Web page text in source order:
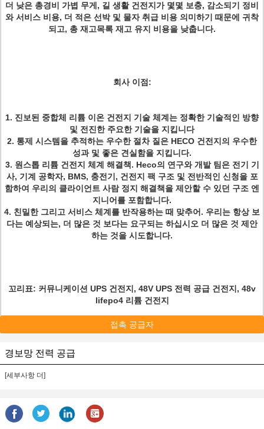
더 낮은 총경비 가볍 무게, 길 생활 건전지가 몇몇 보충, 감소되기 정비
와 서비스 비용, 더 적은 선박 및 물자 취급 비용 의미하기 때문에 귀착
되고, 총 재고목록 재고 유지 비용을 낮춥니다.
회사 이점:
1. 진보된 중합체 리튬 이온 건전지 기술 체계는 정확한 기술적인 방향
및 전진한 주요한 기술을 지킵니다
2. 통제 시스템을 추적하는 우수한 절차 질은 HECO 건전지의 우수한
성과 및 좋은 견실함을 지킵니다.
3. 원스톱 리튬 건전지 체계 해결책. Heco의 연구와 개발 팀은 전기 기
사, 기계 공학자, BMS, 충전기, 건전지 팩 구조 및 전반적인 신청을 포
함하여 우리의 클라이언트 사람 정지 해결책을 제안할 수 있던 구조 엔
지니어를 포함합니다.
4. 친밀한 그리고 서비스 체계를 반작용하는 때 맞추어. 우리는 항상 보
다는 예상되는, 더 많은 것 보다는 요구되는 하십시오 더 많은 것 제안
하는 것을 시도합니다.
꼬리표: 커뮤니케이션 UPS 건전지, 48V UPS 전력 공급 건전지, 48v
lifepo4 리튬 건전지
접촉 공급자
경보망 전력 공급
[세부사항 더]